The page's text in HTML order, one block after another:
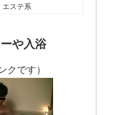
エステ系
や入浴
クです）